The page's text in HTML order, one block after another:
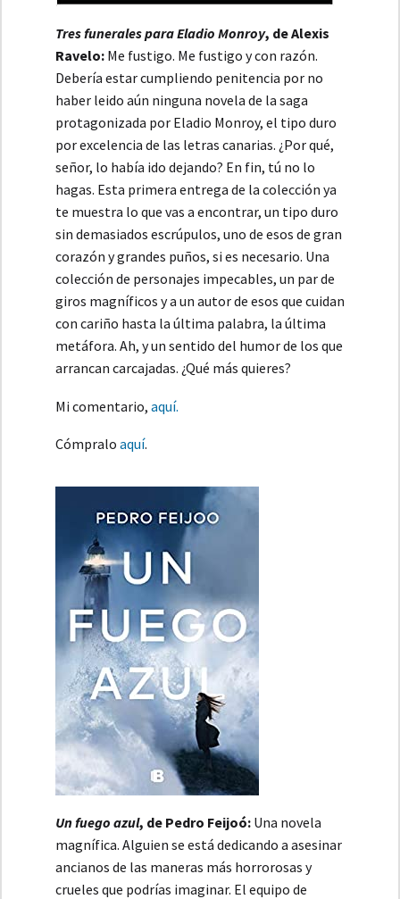
Tres funerales para Eladio Monroy, de Alexis
Ravelo: Me fustigo. Me fustigo y con razón.
Debería estar cumpliendo penitencia por no
haber leido aún ninguna novela de la saga
protagonizada por Eladio Monroy, el tipo duro
por excelencia de las letras canarias. ¿Por qué,
señor, lo había ido dejando? En fin, tú no lo
hagas. Esta primera entrega de la colección ya
te muestra lo que vas a encontrar, un tipo duro
sin demasiados escrúpulos, uno de esos de gran
corazón y grandes puños, si es necesario. Una
colección de personajes impecables, un par de
giros magníficos y a un autor de esos que cuidan
con cariño hasta la última palabra, la última
metáfora. Ah, y un sentido del humor de los que
arrancan carcajadas. ¿Qué más quieres?
Mi comentario, aquí.
Cómpralo aquí.
Un fuego azul, de Pedro Feijoó: Una novela
magnífica. Alguien se está dedicando a asesinar
ancianos de las maneras más horrorosas y
crueles que podrías imaginar. El equipo de